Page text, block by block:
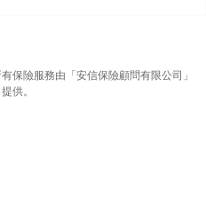
保險服務由「安信保險顧問有限公司」
供。